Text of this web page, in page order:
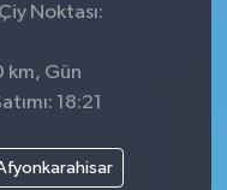
Noktası:
km, Gün
18:21